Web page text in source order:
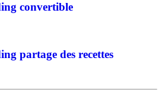
convertible
partage des recettes